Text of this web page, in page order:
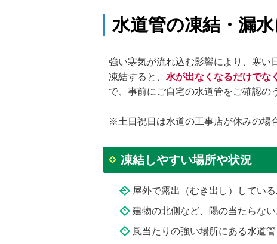
水道管の凍結・漏
強い寒気が流れ込む影響により、寒い
凍結すると、 水が出なくなるだけでな
で、事前にご自宅の水道管をご確認の
※土日祝日は水道の工事店が休みの場
凍結しやすい場所や状況
屋外で露出（むき出し）してい
建物の北側など、陽の当たらな
風当たりの強い場所にある水道管